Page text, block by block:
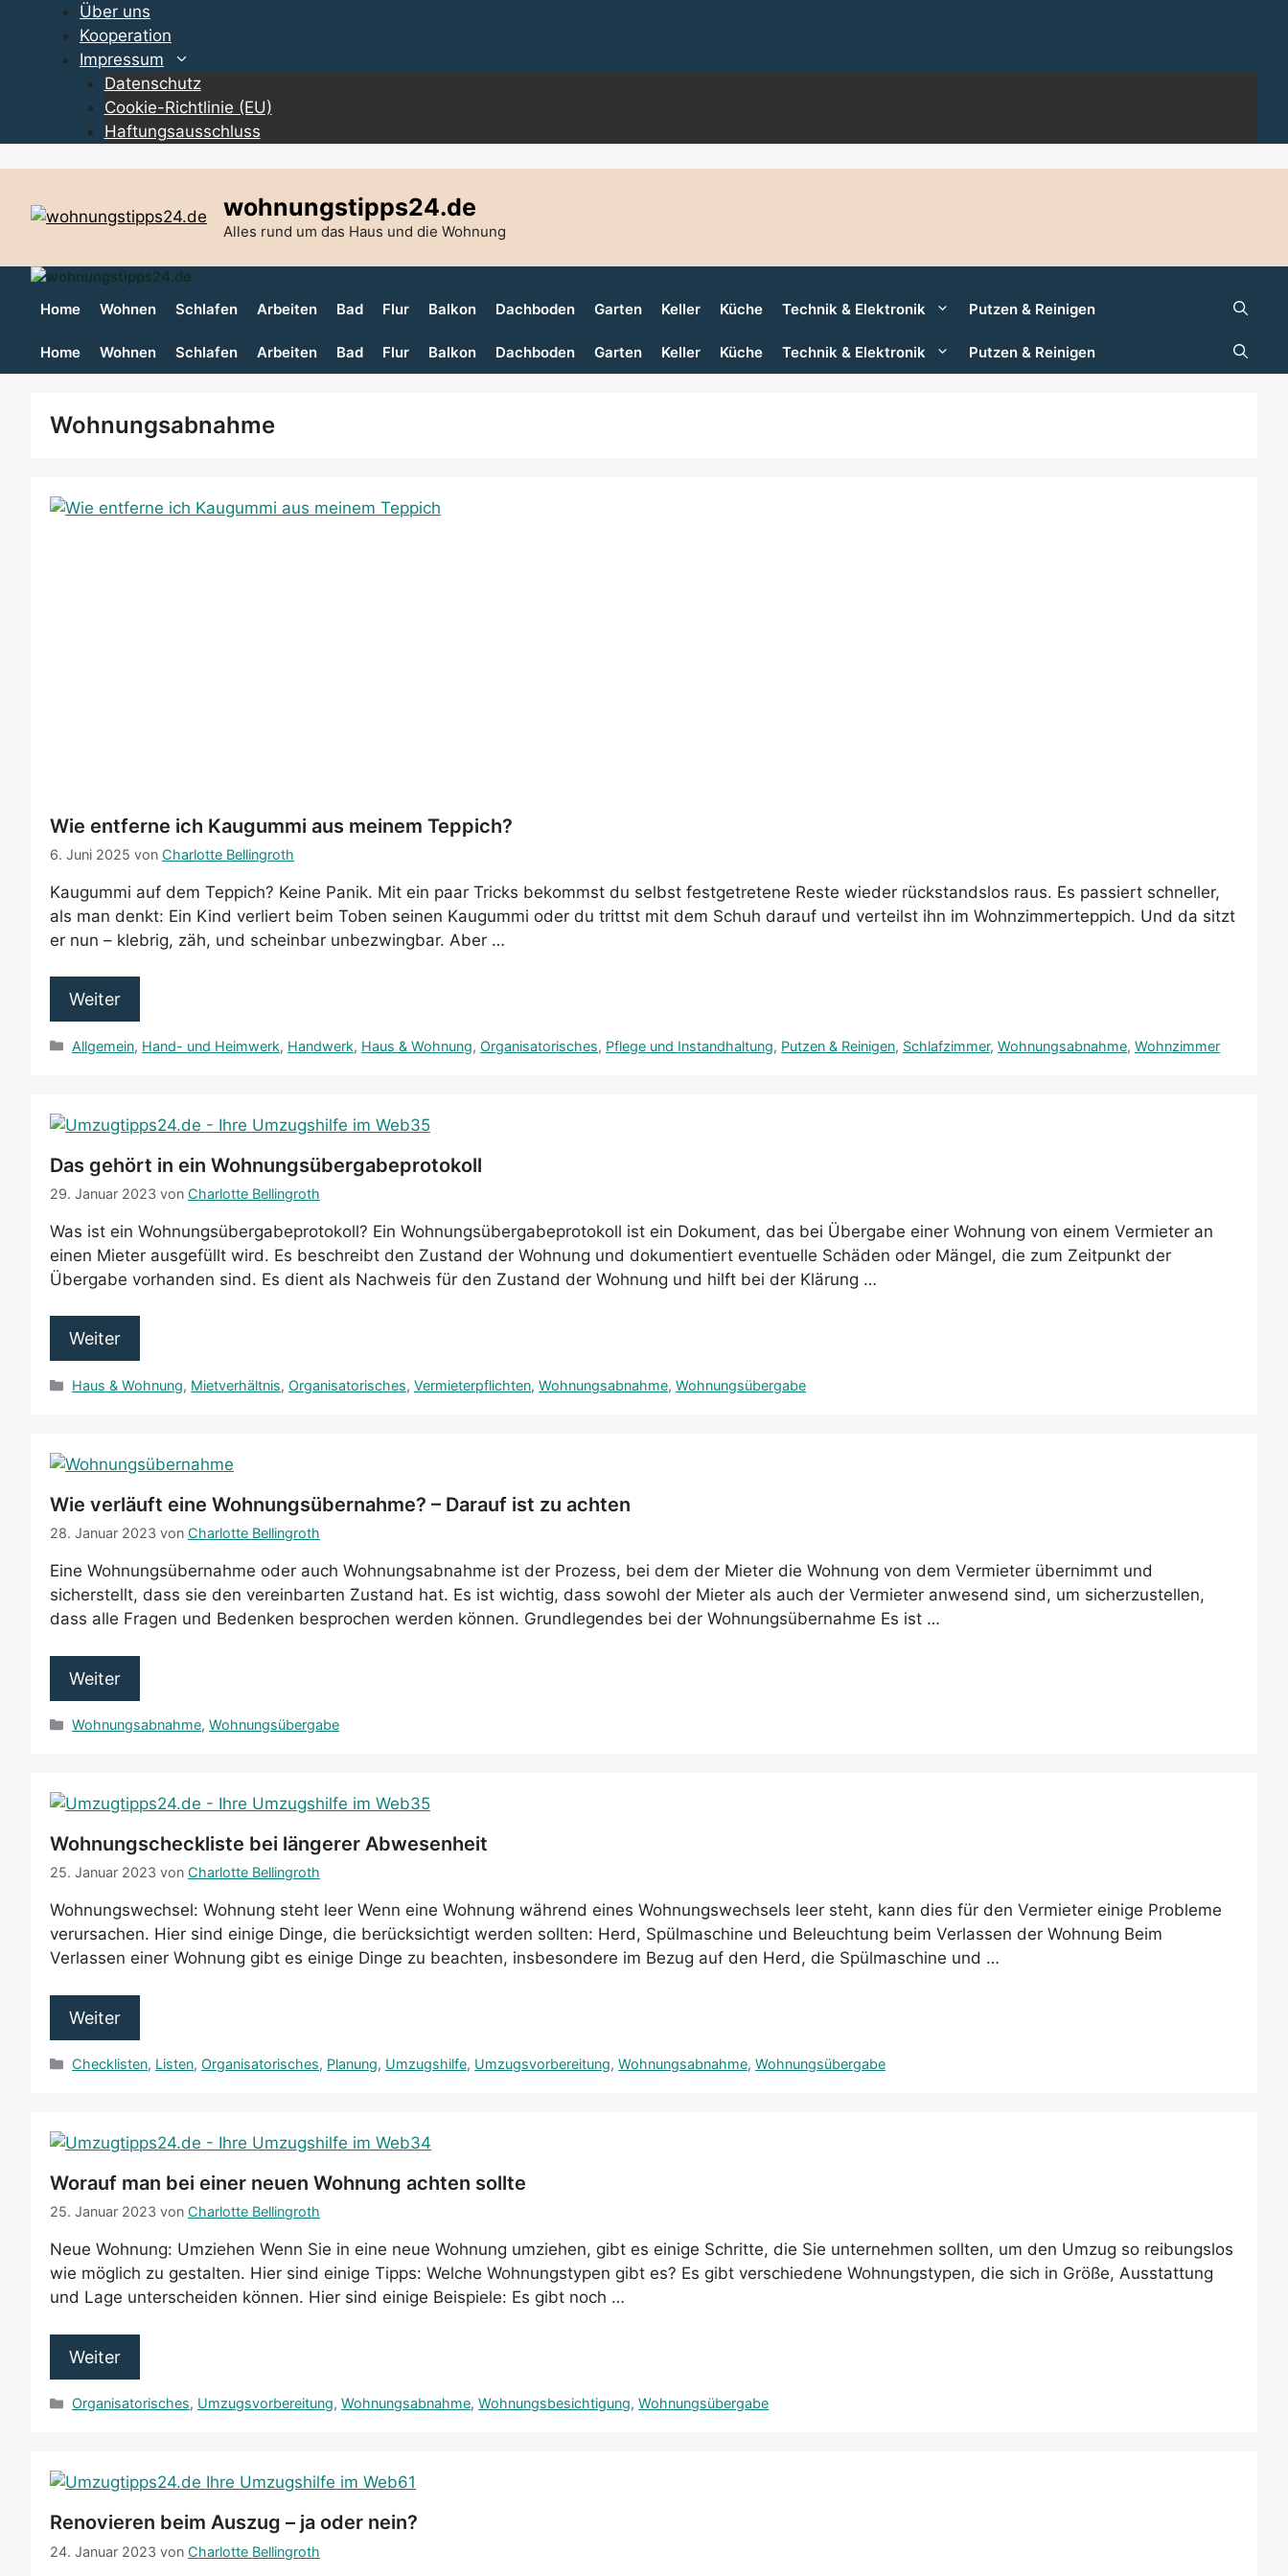
springen
Über uns
Kooperation
Impressum
Datenschutz
Cookie-Richtlinie (EU)
Haftungsausschluss
wohnungstipps24.de
Alles rund um das Haus und die Wohnung
Home Wohnen Schlafen Arbeiten Bad Flur Balkon Dachboden Garten Keller Küche Technik & Elektronik Putzen & Reinigen
Home Wohnen Schlafen Arbeiten Bad Flur Balkon Dachboden Garten Keller Küche Technik & Elektronik Putzen & Reinigen
Wohnungsabnahme
Wie entferne ich Kaugummi aus meinem Teppich?
6. Juni 2025 von Charlotte Bellingroth
Kaugummi auf dem Teppich? Keine Panik. Mit ein paar Tricks bekommst du selbst festgetretene Reste wieder rückstandslos raus. Es passiert schneller,
als man denkt: Ein Kind verliert beim Toben seinen Kaugummi oder du trittst mit dem Schuh darauf und verteilst ihn im Wohnzimmerteppich. Und da sitzt
er nun – klebrig, zäh, und scheinbar unbezwingbar. Aber …
Weiter
Kategorien
Allgemein, Hand- und Heimwerk, Handwerk, Haus & Wohnung, Organisatorisches, Pflege und Instandhaltung, Putzen & Reinigen, Schlafzimmer,Wohnungsabnahme,Wohnzimmer
Das gehört in ein Wohnungsübergabeprotokoll
29. Januar 2023 von Charlotte Bellingroth
Was ist ein Wohnungsübergabeprotokoll? Ein Wohnungsübergabeprotokoll ist ein Dokument, das bei Übergabe einer Wohnung von einem Vermieter an
einen Mieter ausgefüllt wird. Es beschreibt den Zustand der Wohnung und dokumentiert eventuelle Schäden oder Mängel, die zum Zeitpunkt der
Übergabe vorhanden sind. Es dient als Nachweis für den Zustand der Wohnung und hilft bei der Klärung …
Weiter
Kategorien
Haus & Wohnung, Mietverhältnis, Organisatorisches,Vermieterpflichten,Wohnungsabnahme,Wohnungsübergabe
Wie verläuft eine Wohnungsübernahme? – Darauf ist zu achten
28. Januar 2023 von Charlotte Bellingroth
Eine Wohnungsübernahme oder auch Wohnungsabnahme ist der Prozess, bei dem der Mieter die Wohnung von dem Vermieter übernimmt und
sicherstellt, dass sie den vereinbarten Zustand hat. Es ist wichtig, dass sowohl der Mieter als auch der Vermieter anwesend sind, um sicherzustellen,
dass alle Fragen und Bedenken besprochen werden können. Grundlegendes bei der Wohnungsübernahme Es ist …
Weiter
Kategorien
Wohnungsabnahme,Wohnungsübergabe
Wohnungscheckliste bei längerer Abwesenheit
25. Januar 2023 von Charlotte Bellingroth
Wohnungswechsel: Wohnung steht leer Wenn eine Wohnung während eines Wohnungswechsels leer steht, kann dies für den Vermieter einige Probleme
verursachen. Hier sind einige Dinge, die berücksichtigt werden sollten: Herd, Spülmaschine und Beleuchtung beim Verlassen der Wohnung Beim
Verlassen einer Wohnung gibt es einige Dinge zu beachten, insbesondere im Bezug auf den Herd, die Spülmaschine und …
Weiter
Kategorien
Checklisten, Listen, Organisatorisches, Planung, Umzugshilfe, Umzugsvorbereitung,Wohnungsabnahme,Wohnungsübergabe
Worauf man bei einer neuen Wohnung achten sollte
25. Januar 2023 von Charlotte Bellingroth
Neue Wohnung: Umziehen Wenn Sie in eine neue Wohnung umziehen, gibt es einige Schritte, die Sie unternehmen sollten, um den Umzug so reibungslos
wie möglich zu gestalten. Hier sind einige Tipps: Welche Wohnungstypen gibt es? Es gibt verschiedene Wohnungstypen, die sich in Größe, Ausstattung
und Lage unterscheiden können. Hier sind einige Beispiele: Es gibt noch …
Weiter
Kategorien
Organisatorisches, Umzugsvorbereitung,Wohnungsabnahme,Wohnungsbesichtigung,Wohnungsübergabe
Renovieren beim Auszug – ja oder nein?
24. Januar 2023 von Charlotte Bellingroth